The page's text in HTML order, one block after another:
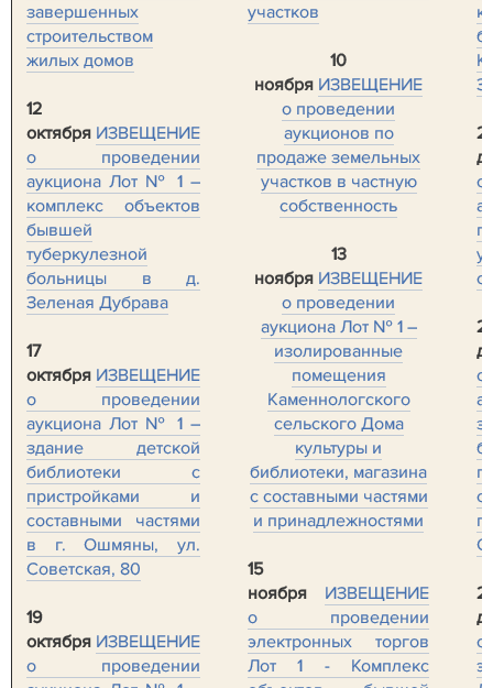
завершенных
строительством
жилых домов
12
октября ИЗВЕЩЕНИЕ
о проведении
аукциона Лот № 1 –
комплекс объектов
бывшей
туберкулезной
больницы в д.
Зеленая Дубрава
17
октября ИЗВЕЩЕНИЕ
о проведении
аукциона Лот № 1 –
здание детской
библиотеки с
пристройками и
составными частями
в г. Ошмяны, ул.
Советская, 80
19
октября ИЗВЕЩЕНИЕ
о проведении
участков
10
ноября ИЗВЕЩЕНИЕ
о проведении
аукционов по
продаже земельных
участков в частную
собственность
13
ноября ИЗВЕЩЕНИЕ
о проведении
аукциона Лот № 1 –
изолированные
помещения
Каменнологского
сельского Дома
культуры и
библиотеки, магазина
с составными частями
и принадлежностями
15
ноября
ИЗВЕЩЕНИЕ
о проведении
электронных торгов
Лот 1 - Комплекс